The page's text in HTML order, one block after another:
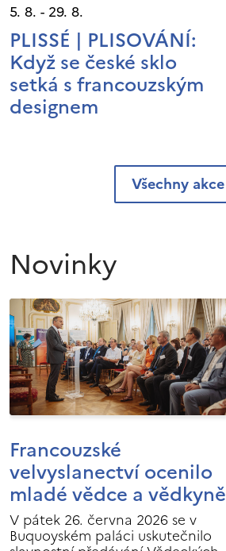
5. 8. - 29. 8.
PLISSÉ | PLISOVÁNÍ:
Když se české sklo
setká s francouzským
designem
Všechny akce
Novinky
Francouzské
velvyslanectví ocenilo
mladé vědce a vědkyně
V pátek 26. června 2026 se v
Buquoyském paláci uskutečnilo